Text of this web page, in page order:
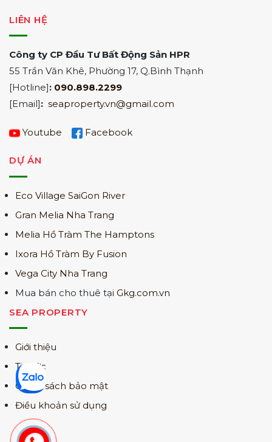
LIÊN HỆ
Công ty CP Đầu Tư Bất Động Sản HPR
55 Trần Văn Khê, Phường 17, Q.Bình Thạnh
[Hotline]: 090.898.2299
[Email]: seaproperty.vn@gmail.com
Youtube Facebook
DỰ ÁN
Eco Village SaiGon River
Gran Melia Nha Trang
Melia Hồ Tràm The Hamptons
Ixora Hồ Tràm By Fusion
Vega City Nha Trang
Mua bán cho thuê tại Gkg.com.vn
SEA PROPERTY
Giới thiệu
Tin tức
Chính sách bảo mật
Điều khoản sử dụng